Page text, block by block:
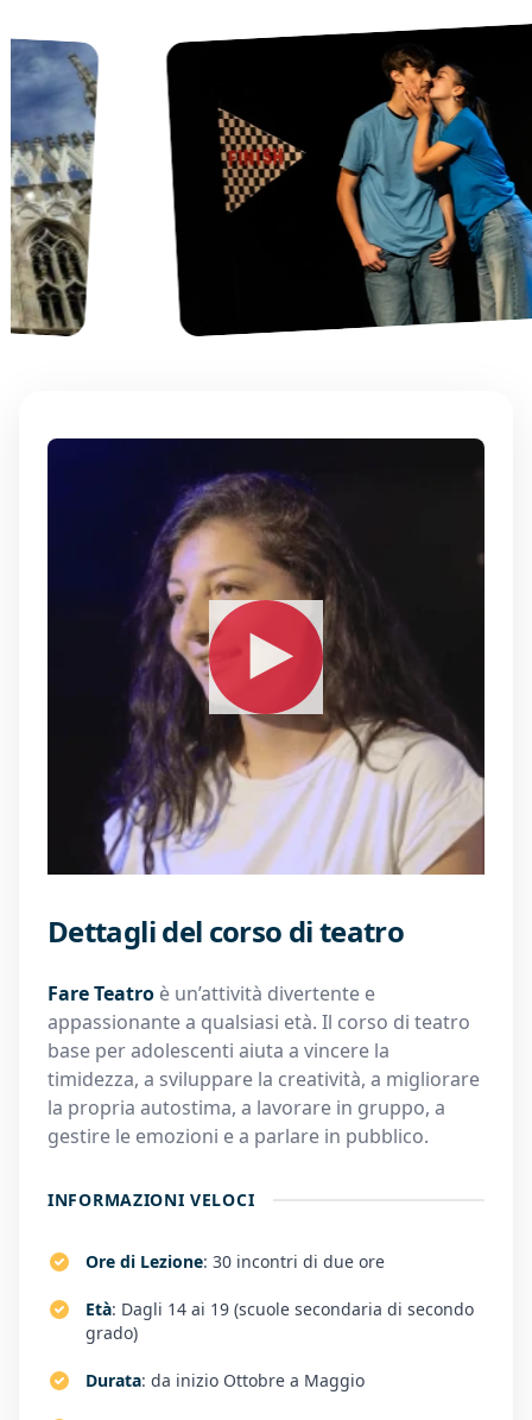
Dettagli del corso di teatro
Fare Teatro è un’attività divertente e
appassionante a qualsiasi età. Il corso di teatro
base per adolescenti aiuta a vincere la
timidezza, a sviluppare la creatività, a migliorare
la propria autostima, a lavorare in gruppo, a
gestire le emozioni e a parlare in pubblico.
INFORMAZIONI VELOCI
Ore di Lezione: 30 incontri di due ore
Età: Dagli 14 ai 19 (scuole secondaria di secondo
grado)
Durata: da inizio Ottobre a Maggio